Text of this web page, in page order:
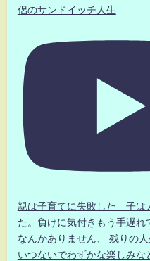
侶のサンドイッチ人生
親は子育てに失敗した」子は
た。負けに気付きもう手遅れ
なんかありません、 残りの
いつないでわずかな楽しみな